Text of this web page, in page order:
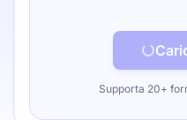
Supporta 20+